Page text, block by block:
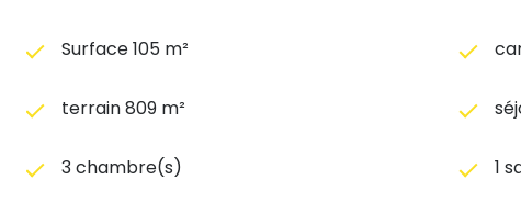
Surface 105 m²
terrain 809 m²
3 chambre(s) 1